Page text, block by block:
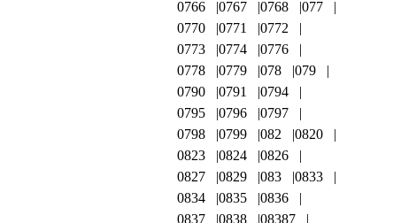
0766
0767 0768
077
0770
0771
0772
0773
0774
0776
0778
0779 078
079
0790
0791
0794
0795
0796
0797
0798
0799 082
0820
0823
0824
0826
0827
0829 083
0833
0834
0835
0836
0837
0838
08387